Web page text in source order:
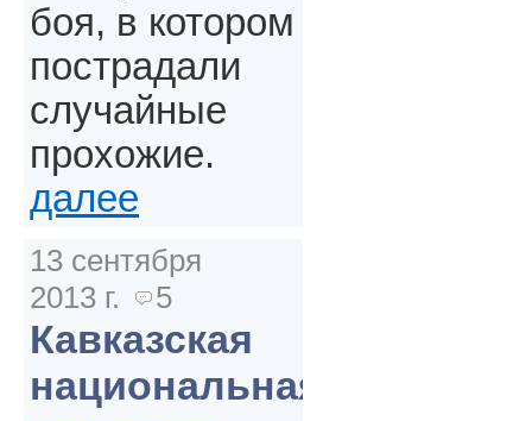
боя, в котором
пострадали
случайные
прохожие.
далее
13 сентября
2013 г.
5
Кавказская
национальная